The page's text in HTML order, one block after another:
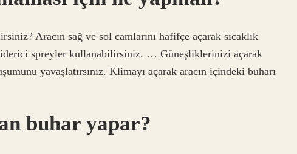
Aracın sağ ve sol camlarını hafifçe açarak sıcaklık
spreyler kullanabilirsiniz. … Güneşliklerinizi açarak
yavaşlatırsınız. Klimayı açarak aracın içindeki buharı
buhar yapar?